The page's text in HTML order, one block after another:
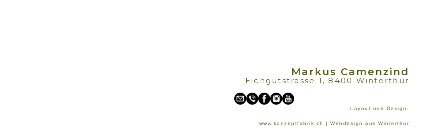
Markus Camenzind
Eichgutstrasse 1, 8400 Winterthur
Layout und Design:
www.konzeptfabrik.ch | Webdesign aus Winterthur